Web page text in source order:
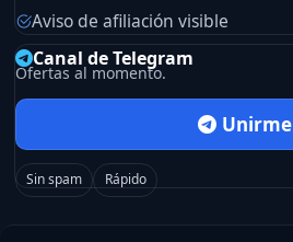
Aviso de afiliación visible
Canal de Telegram
Ofertas al momento.
Unirme
Sin spam Rápido